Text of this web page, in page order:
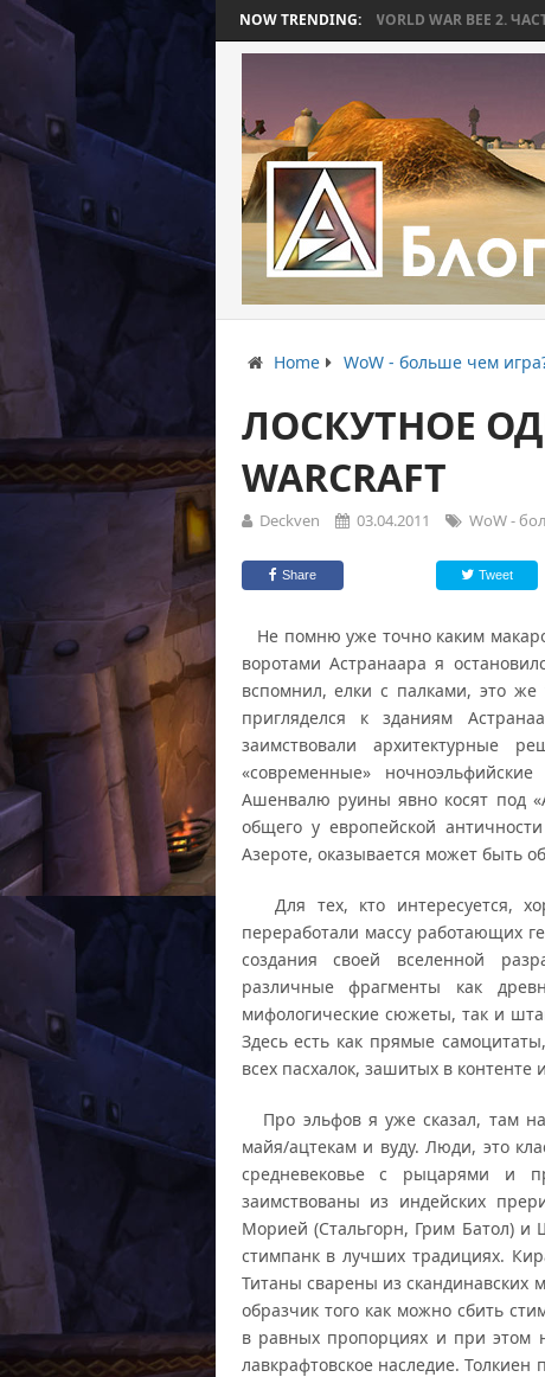
NOW TRENDING:
ЗАКОНЧИЛАСЬ БЕЗ БИТВЫ WORLD WAR BEE 2. ЧАСТЬ 3:
Home WoW - больше чем
ЛОСКУТНОЕ
WARCRAFT
Deckven 03.04.2011 WoW -
Share Tweet
Не помню уже точно каким
воротами Астранаара я
вспомнил, елки с палками, это
пригляделся к зданиям
заимствовали архитектурные
«современные»
Ашенвалю руины явно косят под
общего у европейской
Азероте, оказывается может быть
Для тех, кто интересуется,
переработали массу работающих
создания своей вселенной
различные фрагменты как
мифологические сюжеты, так и
Здесь есть как прямые
всех пасхалок, зашитых в контенте
Про эльфов я уже сказал, там
майя/ацтекам и вуду. Люди, это
средневековье с рыцарями и
заимствованы из индейских
Морией (Стальгорн, Грим Батол)
стимпанк в лучших традициях.
Титаны сварены из скандинавских
образчик того как можно сбить
в равных пропорциях и при этом
лавкрафтовское наследие. Толкиен